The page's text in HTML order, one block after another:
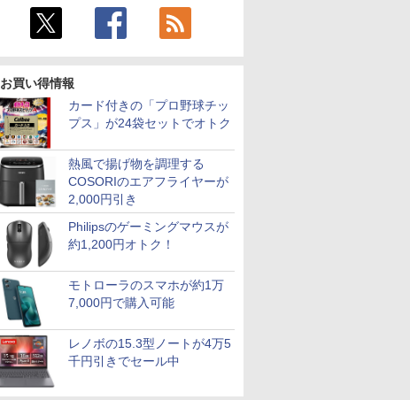
お買い得情報
カード付きの「プロ野球チッ
プス」が24袋セットでオトク
熱風で揚げ物を調理する
COSORIのエアフライヤーが
2,000円引き
Philipsのゲーミングマウスが
約1,200円オトク！
モトローラのスマホが約1万
7,000円で購入可能
レノボの15.3型ノートが4万5
千円引きでセール中